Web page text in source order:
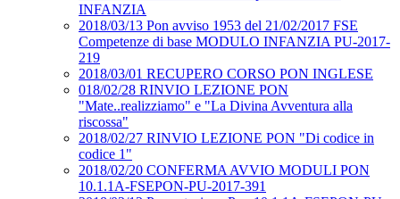
INFANZIA
2018/03/13 Pon avviso 1953 del 21/02/2017 FSE
Competenze di base MODULO INFANZIA PU-2017-
219
2018/03/01 RECUPERO CORSO PON INGLESE
018/02/28 RINVIO LEZIONE PON
"Mate..realizziamo" e "La Divina Avventura alla
riscossa"
2018/02/27 RINVIO LEZIONE PON "Di codice in
codice 1"
2018/02/20 CONFERMA AVVIO MODULI PON
10.1.1A-FSEPON-PU-2017-391